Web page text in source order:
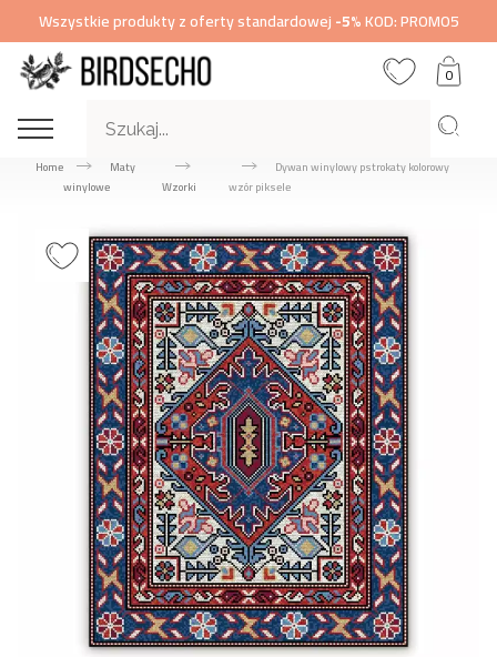
Wszystkie produkty z oferty standardowej-5%KOD: PROMO5
0
Home
Maty
winylowe
Wzorki
Dywan winylowy pstrokaty kolorowy
wzór piksele